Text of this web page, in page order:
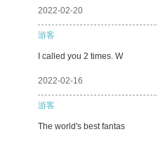
2022-02-20
游客
I called you 2 times. W
2022-02-16
游客
The world's best fantas